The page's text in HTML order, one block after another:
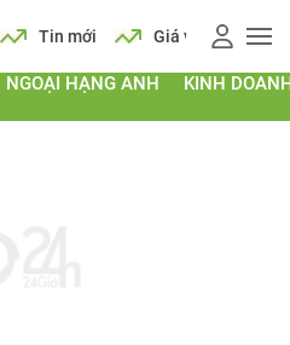
Tin mới Giá vàng Giá xăng
NGOẠI HẠNG ANH KINH